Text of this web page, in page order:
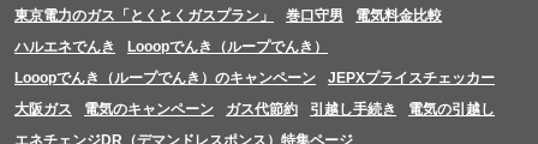
東京電力のガス「とくとくガスプラン」
巻口守男
電気料金比較
ハルエネでんき
Looopでんき（ループでんき）
Looopでんき（ループでんき）のキャンペーン
JEPXプライスチェッカー
大阪ガス
電気のキャンペーン ガス代節約 引越し手続き
電気の引越し
エネチェンジDR（デマンドレスポンス）特集ページ